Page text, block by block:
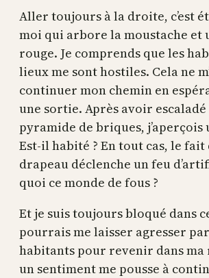
Aller toujours à la droite, c’est
moi qui arbore la moustache et
rouge. Je comprends que les
lieux me sont hostiles. Cela ne
continuer mon chemin en
une sortie. Après avoir escaladé
pyramide de briques, j’aperçois
Est-il habité ? En tout cas, le
drapeau déclenche un feu
quoi ce monde de fous ?
Et je suis toujours bloqué dans
pourrais me laisser agresser par
habitants pour revenir dans ma
un sentiment me pousse à